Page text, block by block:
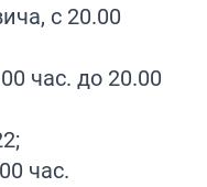
с 20.00
час. до 20.00
час.